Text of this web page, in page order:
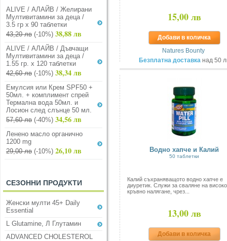
ALIVE / АЛАЙВ / Желирани
Мултивитамини за деца /
3.5 гр х 90 таблетки
43,20 лв (-10%) 38,88 лв
ALIVE / АЛАЙВ / Дъвчащи
Мултивитамини за деца /
1.55 гр. х 120 таблетки
42,60 лв (-10%) 38,34 лв
Емулсия или Крем SPF50 +
50мл. + комплимент спрей
Термална вода 50мл. и
Лосион след слънце 50 мл.
57,60 лв (-40%) 34,56 лв
Ленено масло органично
1200 mg
29,00 лв (-10%) 26,10 лв
СЕЗОННИ ПРОДУКТИ
Женски мулти 45+ Daily
Essential
L Glutamine, Л Глутамин
ADVANCED CHOLESTEROL
15,00 лв
Добави в количка
Natures Bounty
Безплатна доставка над 50
Водно хапче и Калий
50 таблетки
Калий съхраняващото водно хапче е
диуретик. Служи за сваляне на високо
кръвно налягане, чрез...
13,00 лв
Добави в количка